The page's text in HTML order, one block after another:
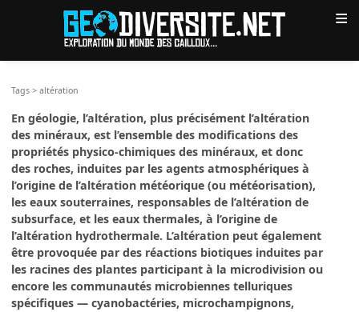
≡
Tags >altération
En géologie, l’altération, plus précisément l’altération
des minéraux, est l’ensemble des modifications des
propriétés physico-chimiques des minéraux, et donc
des roches, induites par les agents atmosphériques à
l’origine de l’altération météorique (ou météorisation),
les eaux souterraines, responsables de l’altération de
subsurface, et les eaux thermales, à l’origine de
l’altération hydrothermale. L’altération peut également
être provoquée par des réactions biotiques induites par
les racines des plantes participant à la microdivision ou
encore les communautés microbiennes telluriques
spécifiques — cyanobactéries, microchampignons,